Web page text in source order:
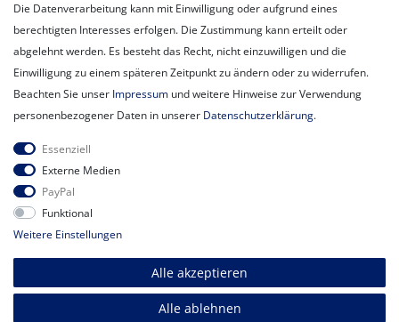
Newsletter
Newsletter
Honig
Hiermit bestätige ich, dass ich die
Meine Einwilligung kann ich jederzeit widerrufen.**
Abonnieren
** Hierbei handelt es sich um ein Pflichtfeld.
Die Datenverarbeitung kann mit Einwilligung oder aufgrund eines
berechtigten Interesses erfolgen. Die Zustimmung kann erteilt oder
abgelehnt werden. Es besteht das Recht, nicht einzuwilligen und die
Einwilligung zu einem späteren Zeitpunkt zu ändern oder zu widerrufen.
Beachten Sie unser Impressum und weitere Hinweise zur Verwendung
personenbezogener Daten in unserer Daten­schutz­erklärung.
Essenziell
Externe Medien
PayPal
Funktional
Weitere Einstellungen
Alle akzeptieren
Alle ablehnen